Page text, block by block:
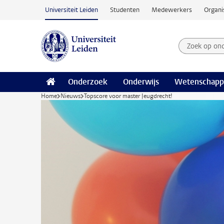
Ga naar hoofdinhoud
Universiteit Leiden Studenten Medewerkers
Zoek op
Zoekterm
Onderzoek Onderwijs
Home Nieuws Topscore voor master Jeugdrecht!